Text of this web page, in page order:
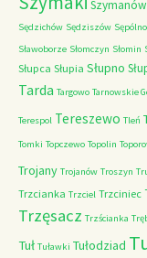
Szymanów
Sędzichów Sędziszów
Sławoborze Słomczyn Słomin
Słupca Słupia Słupno
Tarda Targowo Tarnowskie
Terespol Tereszewo Tleń
Tomki Topczewo Topolin
Trojany Trojanów Troszyn
Trzcianka Trzciel Trzciniec
Trzęsacz Trzścianka
Tuł Tuławki Tułodziad